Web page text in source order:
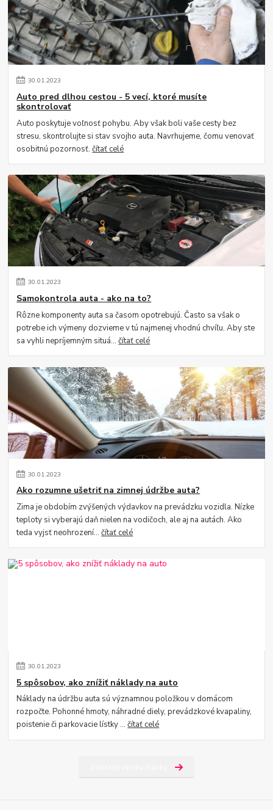
30.01.2023
Auto pred dlhou cestou - 5 vecí, ktoré musíte
skontrolovať
Auto poskytuje voľnosť pohybu. Aby však boli vaše cesty bez
stresu, skontrolujte si stav svojho auta. Navrhujeme, čomu venovať
osobitnú pozornosť.čítať celé
30.01.2023
Samokontrola auta - ako na to?
Rôzne komponenty auta sa časom opotrebujú. Často sa však o
potrebe ich výmeny dozvieme v tú najmenej vhodnú chvíľu. Aby ste
sa vyhli nepríjemným situá...čítať celé
30.01.2023
Ako rozumne ušetriť na zimnej údržbe auta?
Zima je obdobím zvýšených výdavkov na prevádzku vozidla. Nízke
teploty si vyberajú daň nielen na vodičoch, ale aj na autách. Ako
teda vyjsť neohrození...čítať celé
30.01.2023
5 spôsobov, ako znížiť náklady na auto
Náklady na údržbu auta sú významnou položkou v domácom
rozpočte. Pohonné hmoty, náhradné diely, prevádzkové kvapaliny,
poistenie či parkovacie lístky ...čítať celé